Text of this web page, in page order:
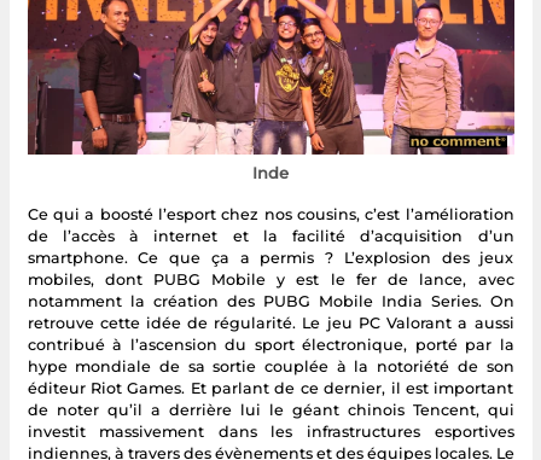
Inde
Ce qui a boosté l’esport chez nos cousins, c’est l’amélioration
de l’accès à internet et la facilité d’acquisition d’un
smartphone. Ce que ça a permis ? L’explosion des jeux
mobiles, dont PUBG Mobile y est le fer de lance, avec
notamment la création des PUBG Mobile India Series. On
retrouve cette idée de régularité. Le jeu PC Valorant a aussi
contribué à l’ascension du sport électronique, porté par la
hype mondiale de sa sortie couplée à la notoriété de son
éditeur Riot Games. Et parlant de ce dernier, il est important
de noter qu’il a derrière lui le géant chinois Tencent, qui
investit massivement dans les infrastructures esportives
indiennes, à travers des évènements et des équipes locales. Le